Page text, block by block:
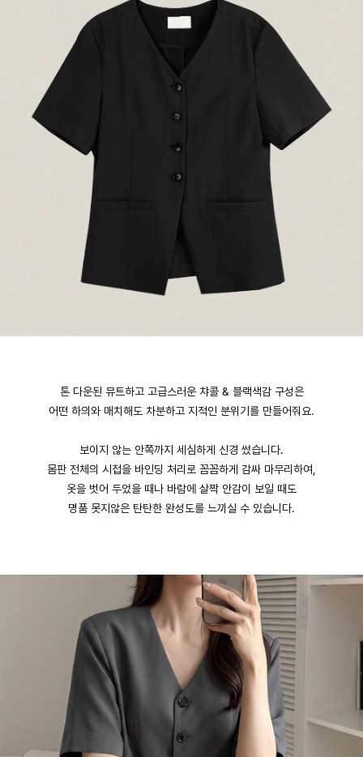
繁體中文
톤 다운된 뮤트하고 고급스러운 챠콜 & 블랙색감 구성은
어떤 하의와 매치해도 차분하고 지적인 분위기를 만들어줘요.
보이지 않는 안쪽까지 세심하게 신경 썼습니다.
몸판 전체의 시접을 바인딩 처리로 꼼꼼하게 감싸 마무리하여,
옷을 벗어 두었을 때나 바람에 살짝 안감이 보일 때도
명품 못지않은 탄탄한 완성도를 느끼실 수 있습니다.